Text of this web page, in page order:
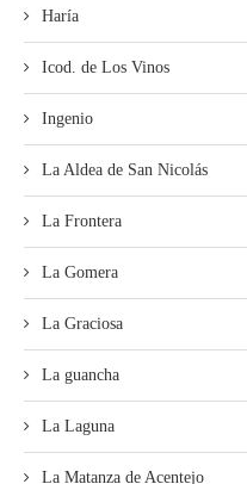
Haría
Icod. de Los Vinos
Ingenio
La Aldea de San Nicolás
La Frontera
La Gomera
La Graciosa
La guancha
La Laguna
La Matanza de Acentejo